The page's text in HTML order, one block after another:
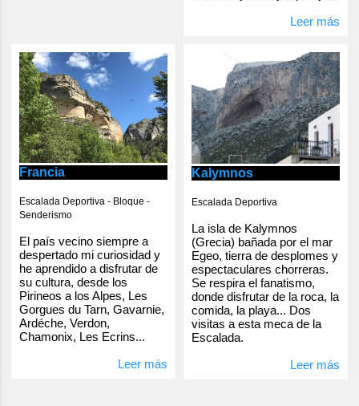
Leer más
Francia
Escalada Deportiva - Bloque -
Senderismo
El país vecino siempre a
despertado mi curiosidad y
he aprendido a disfrutar de
su cultura, desde los
Pirineos a los Alpes, Les
Gorgues du Tarn, Gavarnie,
Ardéche, Verdon,
Chamonix, Les Ecrins...
Leer más
Kalymnos
Escalada Deportiva
La isla de Kalymnos
(Grecia) bañada por el mar
Egeo, tierra de desplomes y
espectaculares chorreras.
Se respira el fanatismo,
donde disfrutar de la roca, la
comida, la playa... Dos
visitas a esta meca de la
Escalada.
Leer más